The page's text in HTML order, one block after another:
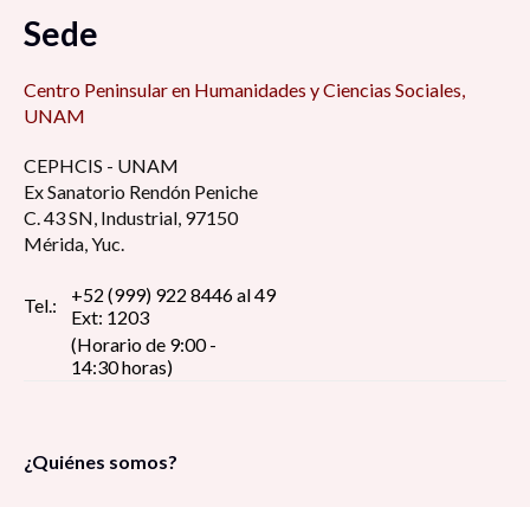
Sede
Centro Peninsular en Humanidades y Ciencias Sociales,
UNAM
CEPHCIS - UNAM
Ex Sanatorio Rendón Peniche
C. 43 SN, Industrial, 97150
Mérida, Yuc.
Tel.:
+52 (999) 922 8446 al 49
Ext: 1203
(Horario de 9:00 -
14:30 horas)
¿Quiénes somos?